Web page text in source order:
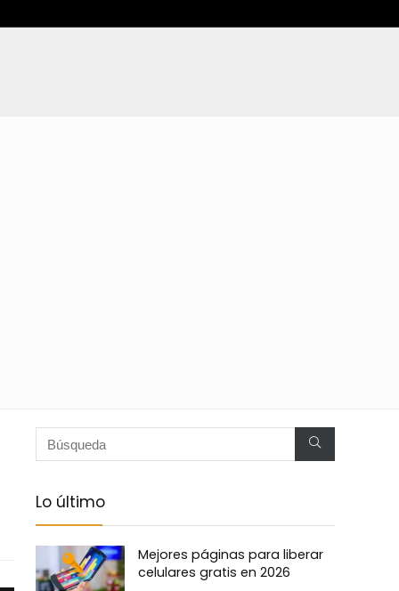
Lo último
Mejores páginas para liberar
celulares gratis en 2026